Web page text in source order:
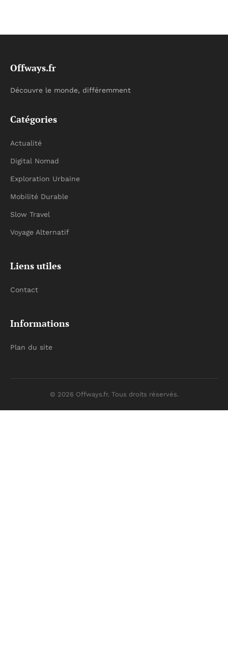
Offways.fr
Découvre le monde, différemment
Catégories
Actualité
Digital Nomad
Exploration Urbaine
Mobilité Durable
Slow Travel
Voyage Alternatif
Liens utiles
Contact
Informations
Plan du site
© 2026 Offways.fr. Tous droits réservés.